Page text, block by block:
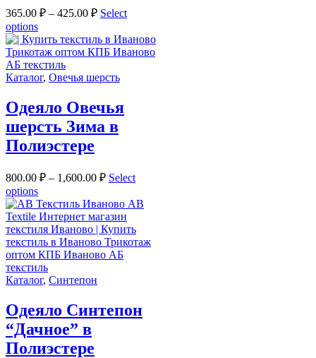
365.00 ₽ – 425.00 ₽ Select
options
Каталог, Овечья шерсть
Одеяло Овечья
шерсть Зима в
Полиэстере
800.00 ₽ – 1,600.00 ₽ Select
options
Каталог, Синтепон
Одеяло Синтепон
“Дачное” в
Полиэстере